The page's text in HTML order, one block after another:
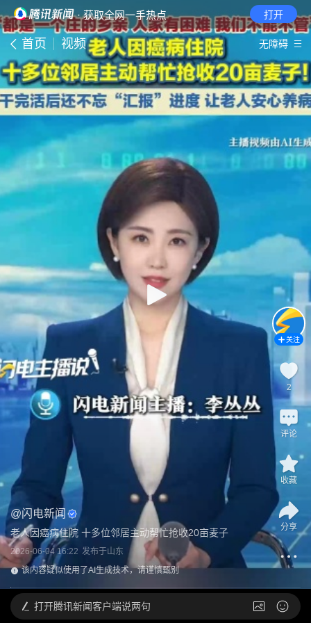
· 获取全网一手热点 打开
首页 视频 无障碍
@闪电新闻
老人因癌病住院 十多位邻居主动帮忙抢收20亩麦子
2026-06-04 16:22 发布于山东
该内容疑似使用了AI生成技术，请谨慎甄别
关注
2
评论
收藏
分享
打开腾讯新闻客户端说两句